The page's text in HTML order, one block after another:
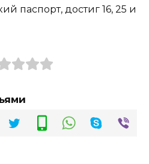
паспорт, достиг 16, 25 и